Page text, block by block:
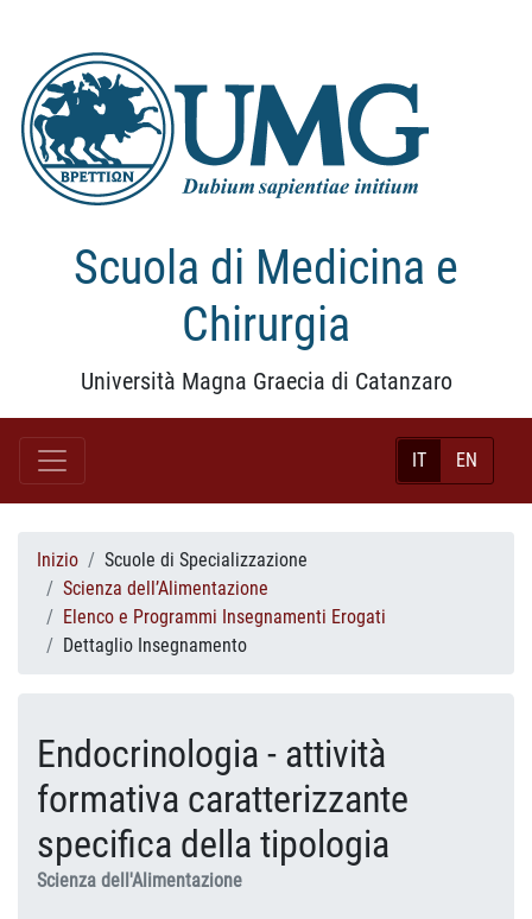
Scuola di Medicina e
Chirurgia
Università Magna Graecia di Catanzaro
IT EN
Inizio
Scuole di Specializzazione
Scienza dell’Alimentazione
Elenco e Programmi Insegnamenti Erogati
Dettaglio Insegnamento
Endocrinologia - attività
formativa caratterizzante
specifica della tipologia
Scienza dell'Alimentazione